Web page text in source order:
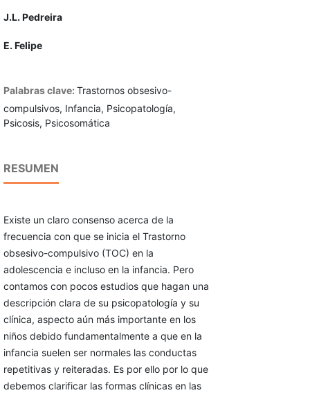
J.L. Pedreira
E. Felipe
Palabras clave: Trastornos obsesivo-
compulsivos, Infancia, Psicopato­logía,
Psicosis, Psicosomática
RESUMEN
Existe un claro consenso acerca de la
frecuencia con que se inicia el Trastorno
obsesivo-compulsivo (TOC) en la
adolescencia e incluso en la infancia. Pero
conta­mos con pocos estudios que hagan una
descripción cla­ra de su psicopatología y su
clínica, aspecto aún más importante en los
niños debido fundamentalmente a que en la
infancia suelen ser normales las conductas
repeti­tivas y reiteradas. Es por ello por lo que
debemos clari­ficar las formas clínicas en las